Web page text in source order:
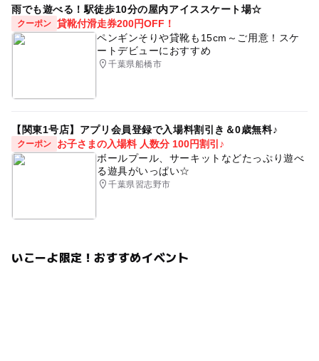
雨でも遊べる！駅徒歩10分の屋内アイススケート場☆
クーポン 貸靴付滑走券200円OFF！
ペンギンそりや貸靴も15cm～ご用意！スケ
ートデビューにおすすめ
千葉県船橋市
【関東1号店】アプリ会員登録で入場料割引き＆0歳無料♪
クーポン
お子さまの入場料 人数分 100円割引♪
ボールプール、サーキットなどたっぷり遊べ
る遊具がいっぱい☆
千葉県習志野市
いこーよ限定！おすすめイベント